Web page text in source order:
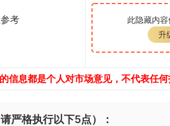
考
此隐藏内
升
信息都是个人对市场意见，不代表任
严格执行以下5点）：